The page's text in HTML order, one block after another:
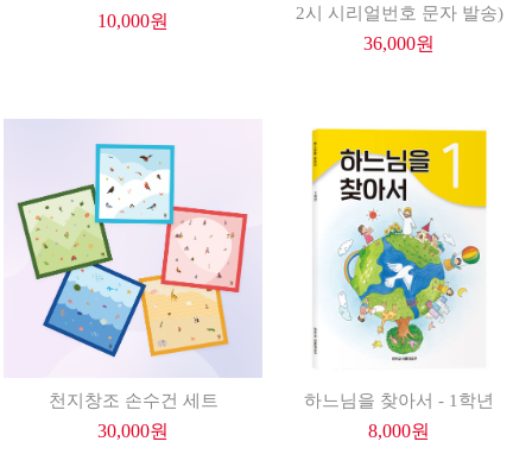
10,000원
2시 시리얼번호 문자 발송)
36,000원
천지창조 손수건 세트
30,000원
하느님을 찾아서 - 1학년
8,000원